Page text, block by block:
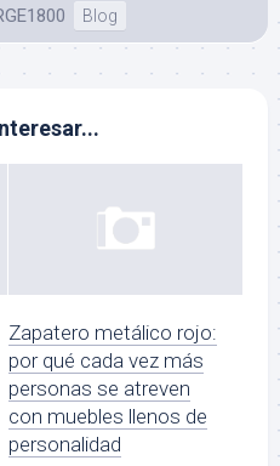
Blog
Zapatero metálico rojo:
por qué cada vez más
personas se atreven
con muebles llenos de
personalidad